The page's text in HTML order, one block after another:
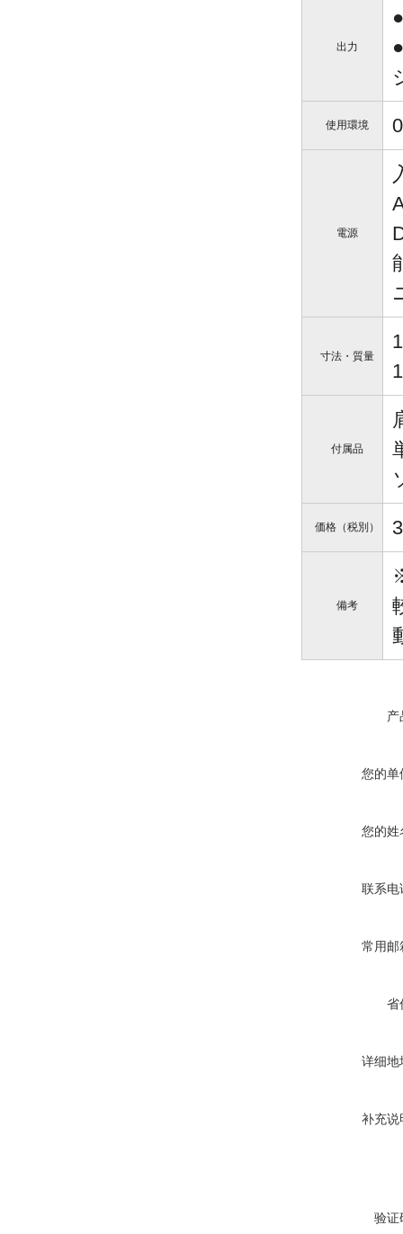
出力
使用環境
電源
寸法・質量
付属品
価格（税別）
備考
产
您的单
您的姓
联系电
常用邮
省
详细地
补充说
验证